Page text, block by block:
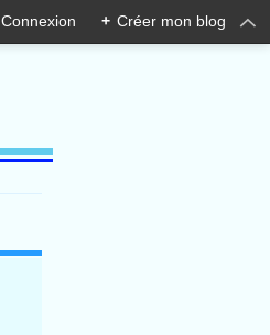
Connexion + Créer mon blog